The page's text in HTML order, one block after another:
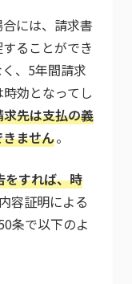
には、請求書
ることができ
、5年間請求
効となってし
先は支払の義
ません。
をすれば、時
容証明による
条で以下のよ